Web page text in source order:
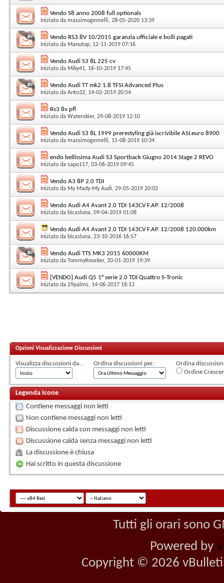
Vendo S8 anno 2008 full optionals
Iniziato da massimogemelli, 28-05-2020 13:39
Vendo RS3 8V 10/2015 garanzia ufficiale e bolli pagati
Iniziato da Manutop, 12-11-2019 07:16
Vendo Audi S3 8L 225 cv
Iniziato da Miky41, 16-10-2019 17:45
Vendo Audi TT mk2 1.8 TFSI Advanced Plus
Iniziato da Anto32, 14-02-2019 20:54
Rs3 8v pfl
Iniziato da Waterskier, 29-08-2019 12:10
Vendo Audi S3 8L 1999 prerestyling già iscrivibile ASI.euro 8900
Iniziato da massimogemelli, 15-08-2019 10:34
endo bellissima Audi S3 Sportback Giugno 2014 Stage 2 REVO
Iniziato da sapo117, 03-06-2019 09:45
Vendo A3 8P 2.0 TDI
Iniziato da My Mady-My Audì, 29-05-2019 20:02
Vendo Audi A4 Avant 2.0 TDI 143CV F.AP. 12/2008
Iniziato da bicasluna, 09-04-2019 01:08
Vendo Audi A4 Avant 2.0 TDI 143CV F.AP. 12/2008 120.000km
Iniziato da bicasluna, 23-10-2016 16:57
Vendo Audi TTS MK3 2015 60000KM
Iniziato da TommyKnocker, 20-01-2019 19:39
[VENDO] Audi Q5 1° serie 2.0 TDI Quattro S-Tronic
Iniziato da 29palms, 14-06-2017 16:13
Opzioni Visualizzazione Discussioni
Visualizza discussioni da... Ordina discussioni per:
Ordina
Ordine
Legenda Icone
Contiene messaggi non letti
Non contiene messaggi non letti
Discussione calda con messaggi non letti
Discussione calda senza messaggi non letti
La discussione è chiusa
Hai scritto in questa discussione
Tutti gli orari sono
Powered by
Copyright © 2026